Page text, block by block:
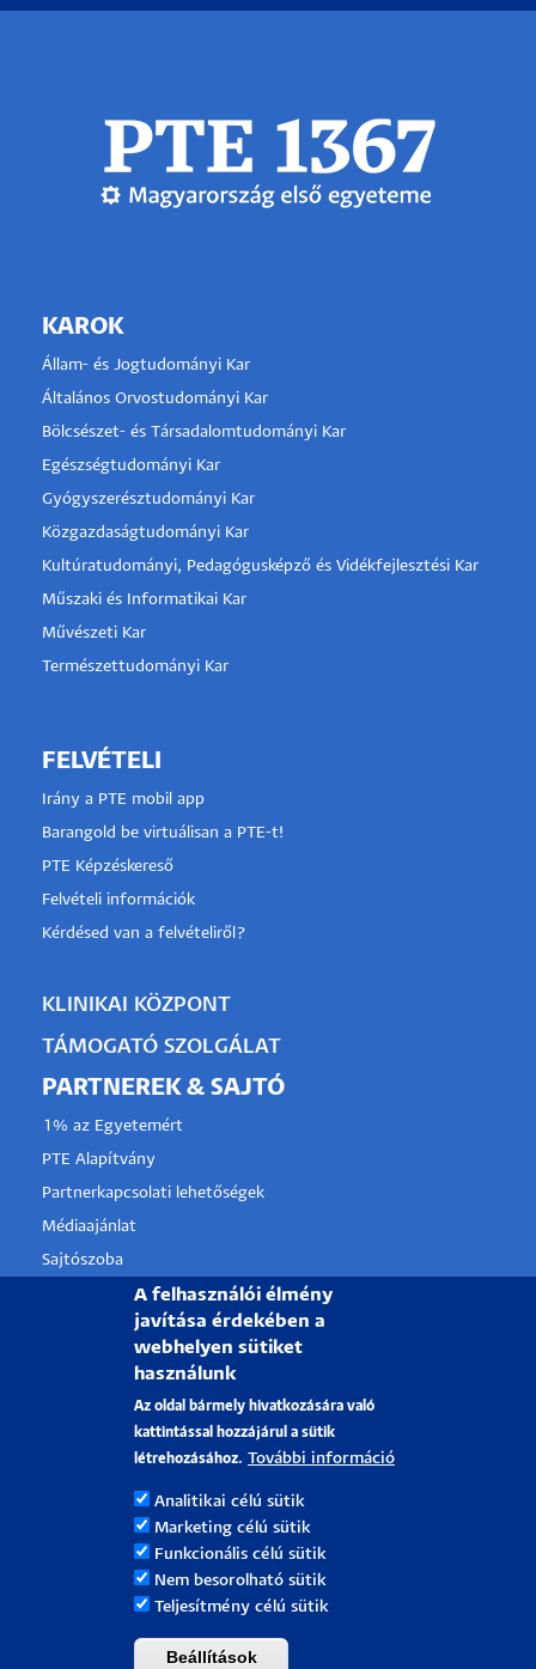
KAROK
Állam- és Jogtudományi Kar
Általános Orvostudományi Kar
Bölcsészet- és Társadalomtudományi Kar
Egészségtudományi Kar
Gyógyszerésztudományi Kar
Közgazdaságtudományi Kar
Kultúratudományi, Pedagógusképző és Vidékfejlesztési Kar
Műszaki és Informatikai Kar
Művészeti Kar
Természettudományi Kar
FELVÉTELI
Irány a PTE mobil app
Barangold be virtuálisan a PTE-t!
PTE Képzéskereső
Felvételi információk
Kérdésed van a felvételiről?
KLINIKAI KÖZPONT
TÁMOGATÓ SZOLGÁLAT
PARTNEREK & SAJTÓ
1% az Egyetemért
PTE Alapítvány
Partnerkapcsolati lehetőségek
Médiaajánlat
Sajtószoba
Pályázati projektek
PÉCSI TUDOMÁNYEGYETEM
H-7622 Pécs, Vasvári Pál utca. 4.
Tel.:+36-72/501-500
Rektori Kabinet: +36 30/787-2913
A felhasználói élmény
javítása érdekében a
webhelyen sütiket
használunk
Az oldal bármely hivatkozására való
kattintással hozzájárul a sütik
létrehozásához. További információ
Analitikai célú sütik
Marketing célú sütik
Funkcionális célú sütik
Nem besorolható sütik
Teljesítmény célú sütik
Beállítások